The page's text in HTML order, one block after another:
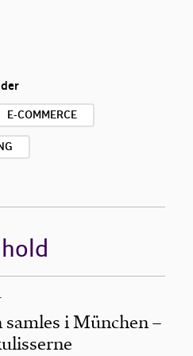
E-COMMERCE
i München –